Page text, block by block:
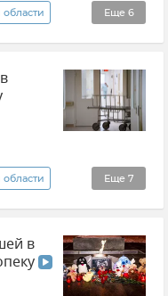
Еще 6
Еще 7
Крым
в